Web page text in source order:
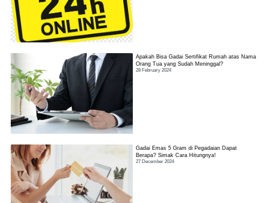
Apakah Bisa Gadai Sertifikat Rumah atas Nama
Orang Tua yang Sudah Meninggal?
28 February 2024
Gadai Emas 5 Gram di Pegadaian Dapat
Berapa? Simak Cara Hitungnya!
27 December 2024